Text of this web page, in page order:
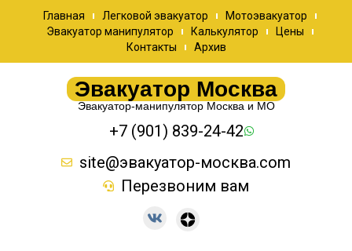
Главная Легковой эвакуатор
Мотоэвакуатор
Эвакуатор манипулятор
Калькулятор
Цены
Контакты
Архив
Эвакуатор Москва
Эвакуатор-манипулятор Москва и МО
+7 (901) 839-24-42
site@эвакуатор-москва.com
Перезвоним вам